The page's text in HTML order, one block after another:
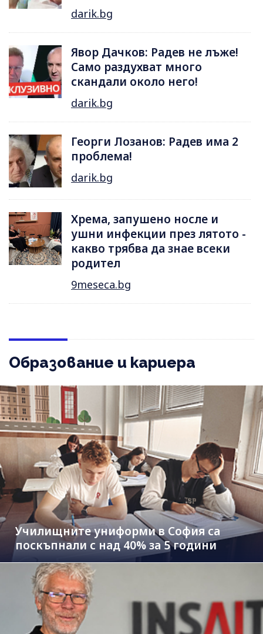
darik.bg
Явор Дачков: Радев не лъже!
Само раздухват много
скандали около него!
darik.bg
Георги Лозанов: Радев има 2
проблема!
darik.bg
Хрема, запушено носле и
ушни инфекции през лятотo -
какво трябва да знае всеки
родител
9meseca.bg
Образование и кариера
Училищните униформи в София са
поскъпнали с над 40% за 5 години